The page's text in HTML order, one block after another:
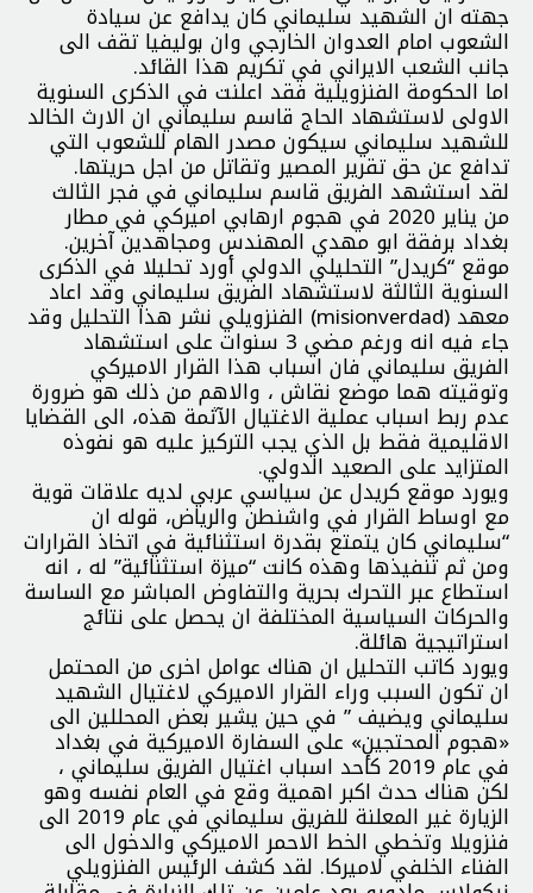
جهته ان الشهيد سليماني كان يدافع عن سيادة
الشعوب امام العدوان الخارجي وان بوليفيا تقف الى
جانب الشعب الايراني في تكريم هذا القائد.
اما الحكومة الفنزويلية فقد اعلنت في الذكرى السنوية
الاولى لاستشهاد الحاج قاسم سليماني ان الارث الخالد
للشهيد سليماني سيكون مصدر الهام للشعوب التي
تدافع عن حق تقرير المصير وتقاتل من اجل حريتها.
لقد استشهد الفريق قاسم سليماني في فجر الثالث
من يناير 2020 في هجوم ارهابي اميركي في مطار
بغداد برفقة ابو مهدي المهندس ومجاهدين آخرين.
موقع “كريدل” التحليلي الدولي أورد تحليلا في الذكرى
السنوية الثالثة لاستشهاد الفريق سليماني وقد اعاد
معهد (misionverdad) الفنزويلي نشر هذا التحليل وقد
جاء فيه انه ورغم مضي 3 سنوات على استشهاد
الفريق سليماني فان اسباب هذا القرار الاميركي
وتوقيته هما موضع نقاش ، والاهم من ذلك هو ضرورة
عدم ربط اسباب عملية الاغتيال الآثمة هذه، الى القضايا
الاقليمية فقط بل الذي يجب التركيز عليه هو نفوذه
المتزايد على الصعيد الدولي.
ويورد موقع كريدل عن سياسي عربي لديه علاقات قوية
مع اوساط القرار في واشنطن والرياض، قوله ان
“سليماني كان يتمتع بقدرة استثنائية في اتخاذ القرارات
ومن ثم تنفيذها وهذه كانت “ميزة استثنائية” له ، انه
استطاع عبر التحرك بحرية والتفاوض المباشر مع الساسة
والحركات السياسية المختلفة ان يحصل على نتائج
استراتيجية هائلة.
ويورد كاتب التحليل ان هناك عوامل اخرى من المحتمل
ان تكون السبب وراء القرار الاميركي لاغتيال الشهيد
سليماني ويضيف ” في حين يشير بعض المحللين الى
«هجوم المحتجين» على السفارة الاميركية في بغداد
في عام 2019 كأحد اسباب اغتيال الفريق سليماني ،
لكن هناك حدث اكبر اهمية وقع في العام نفسه وهو
الزيارة غير المعلنة للفريق سليماني في عام 2019 الى
فنزويلا وتخطي الخط الاحمر الاميركي والدخول الى
الفناء الخلفي لاميركا. لقد كشف الرئيس الفنزويلي